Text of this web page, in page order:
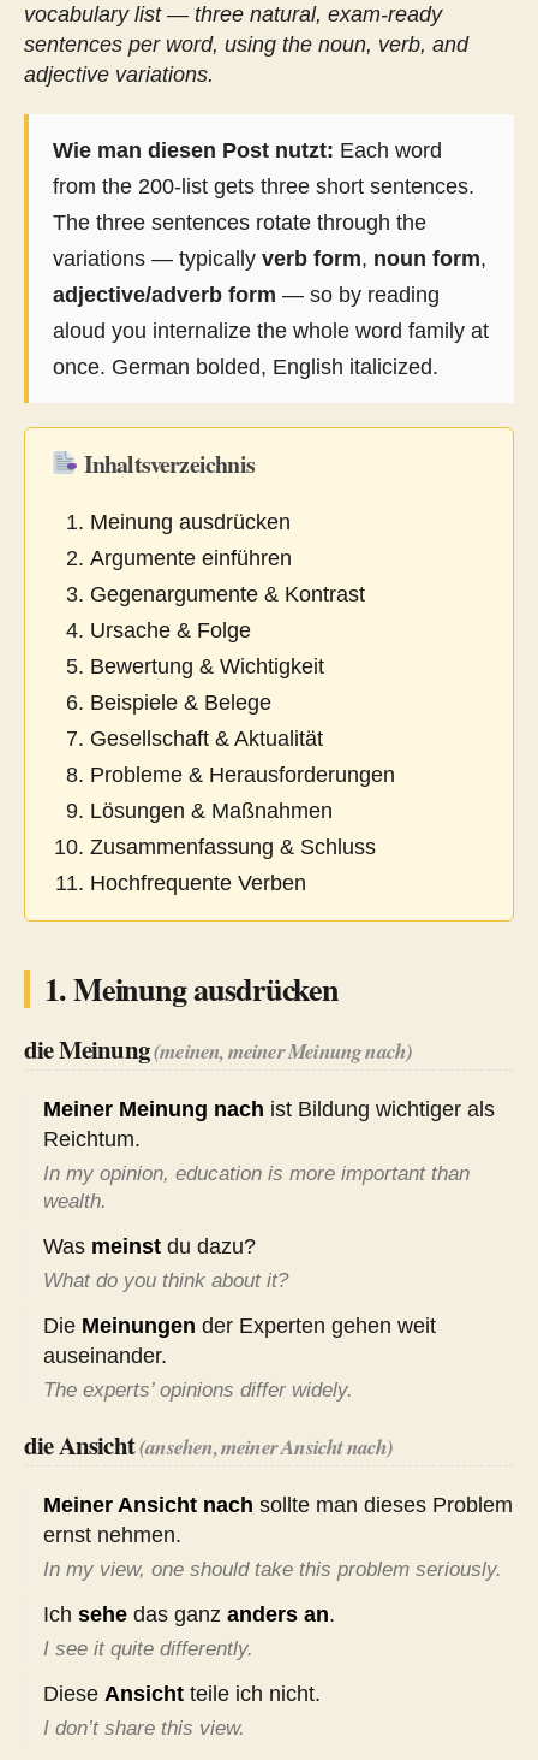
vocabulary list — three natural, exam-ready
sentences per word, using the noun, verb, and
adjective variations.
Wie man diesen Post nutzt: Each word
from the 200-list gets three short sentences.
The three sentences rotate through the
variations — typically verb form, noun form,
adjective/adverb form — so by reading
aloud you internalize the whole word family at
once. German bolded, English italicized.
Inhaltsverzeichnis
Meinung ausdrücken
Argumente einführen
Gegenargumente & Kontrast
Ursache & Folge
Bewertung & Wichtigkeit
Beispiele & Belege
Gesellschaft & Aktualität
Probleme & Herausforderungen
Lösungen & Maßnahmen
Zusammenfassung & Schluss
Hochfrequente Verben
1. Meinung ausdrücken
die Meinung(meinen, meiner Meinung nach)
Meiner Meinung nach ist Bildung wichtiger als
Reichtum.
In my opinion, education is more important than
wealth.
Was meinst du dazu?
What do you think about it?
Die Meinungen der Experten gehen weit
auseinander.
The experts’ opinions differ widely.
die Ansicht(ansehen, meiner Ansicht nach)
Meiner Ansicht nach sollte man dieses Problem
ernst nehmen.
In my view, one should take this problem seriously.
Ich sehe das ganz anders an.
I see it quite differently.
Diese Ansicht teile ich nicht.
I don’t share this view.